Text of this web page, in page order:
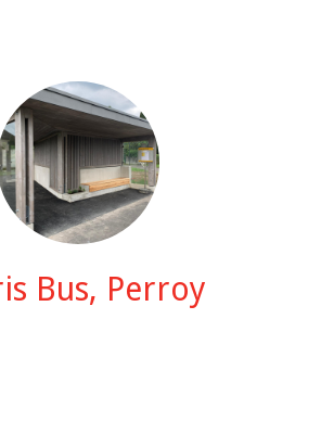
Bus, Perroy